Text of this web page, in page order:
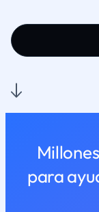
para